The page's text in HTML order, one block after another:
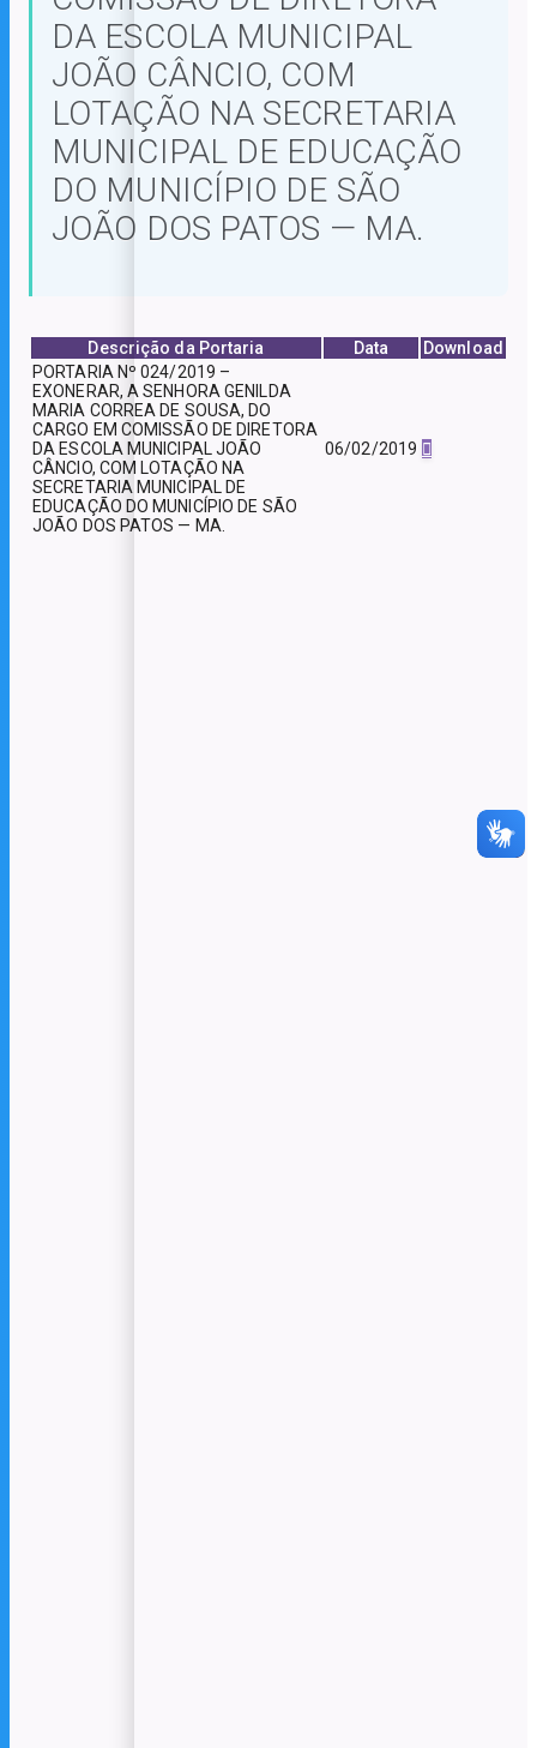
DA ESCOLA MUNICIPAL
JOÃO CÂNCIO, COM
LOTAÇÃO NA SECRETARIA
MUNICIPAL DE EDUCAÇÃO
DO MUNICÍPIO DE SÃO
JOÃO DOS PATOS — MA.
Descrição da Portaria Data
Download
PORTARIA Nº 024/2019 –
EXONERAR, A SENHORA GENILDA
MARIA CORREA DE SOUSA, DO
CARGO EM COMISSÃO DE DIRETORA
DA ESCOLA MUNICIPAL JOÃO
CÂNCIO, COM LOTAÇÃO NA
SECRETARIA MUNICIPAL DE
EDUCAÇÃO DO MUNICÍPIO DE SÃO
JOÃO DOS PATOS — MA.
06/02/2019